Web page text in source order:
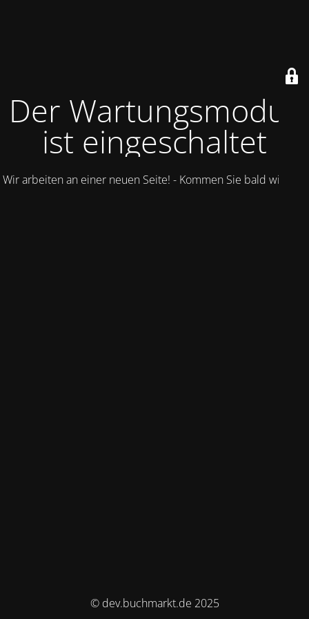
Der Wartungsmodus
ist eingeschaltet
Wir arbeiten an einer neuen Seite! - Kommen Sie bald wieder.
© dev.buchmarkt.de 2025